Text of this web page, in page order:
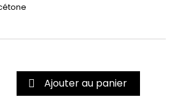
 Ajouter au panier